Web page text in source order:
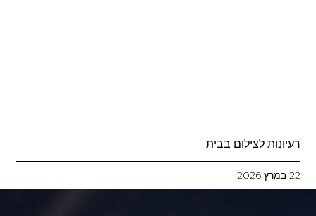
רעיונות לצילום בבית
22 במרץ 2026